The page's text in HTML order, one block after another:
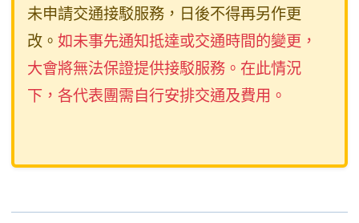
未申請交通接駁服務，日後不得再另作更
改。如未事先通知抵達或交通時間的變更，
大會將無法保證提供接駁服務。在此情況
下，各代表團需自行安排交通及費用。